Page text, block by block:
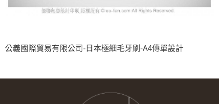
公義國際貿易有限公司-日本極細毛牙刷-A4傳單設計